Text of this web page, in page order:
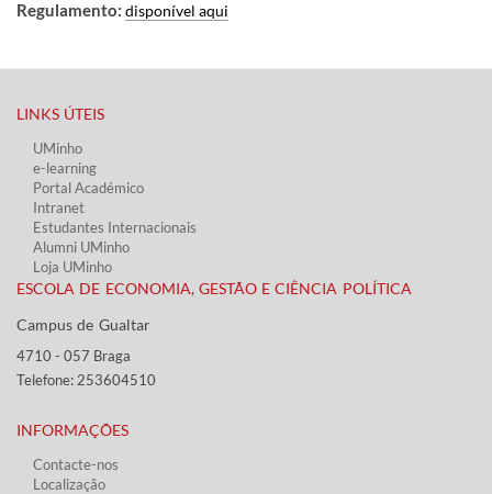
Regulamento: disponível aqui
LINKS ÚTEIS​
UMinho
e-learning
Portal Académico
Intranet
Estudantes Inter​​nacionais
Alumni UMinho
Loja UMinho
ESCOLA DE ECONOMIA, GESTÃO E CIÊNCIA POLÍTICA
Campus de Gualtar ​​
4710 - ​057 Braga
Telefone: 253604510​​
INFORMAÇÕES
Contacte-nos
Localização